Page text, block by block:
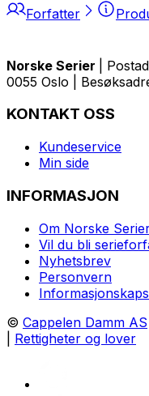
Forfatter
Norske Serier
|
0055 Oslo |
KONTAKT OSS
Kundeservice
Min side
INFORMASJON
Om Norske
Vil du bli
Nyhetsbrev
Personvern
© Cappelen Damm AS
Rettigheter og lover